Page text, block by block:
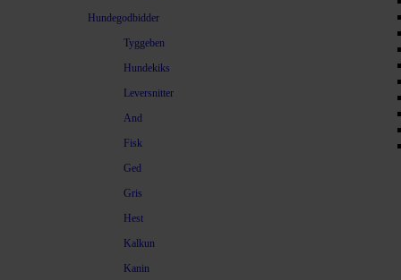
Hundegodbidder
Tyggeben
Hundekiks
Leversnitter
And
Fisk
Ged
Gris
Hest
Kalkun
Kanin